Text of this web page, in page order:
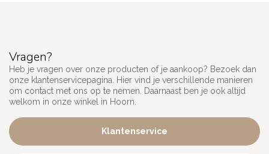
Vragen?
Heb je vragen over onze producten of je aankoop? Bezoek dan
onze klantenservicepagina. Hier vind je verschillende manieren
om contact met ons op te nemen. Daarnaast ben je ook altijd
welkom in onze winkel in Hoorn.
Klantenservice